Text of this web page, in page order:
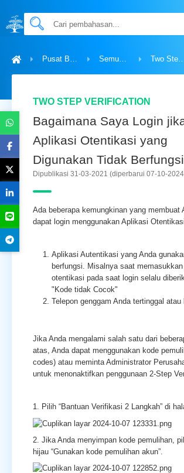
Pusat Bantuan Semua Topik Two Step
TWO STEP VERIFICATION
Bagaimana Saya Login
Aplikasi Otentikasi yang
Digunakan Tidak
Dipublikasi 31-03-2021 (diperbarui 07-10-
Ada beberapa kemungkinan yang membuat
dapat login menggunakan Aplikasi
Aplikasi Autentikasi yang Anda
berfungsi. Misalnya saat
otentikasi pada saat login selalu
"Kode tidak Cocok"
Telepon genggam Anda tertinggal atau
Jika Anda mengalami salah satu dari
atas, Anda dapat menggunakan kode
codes) atau meminta Administrator
untuk menonaktifkan penggunaan 2-Step
1. Pilih “Bantuan Verifikasi 2 Langkah” di
2. Jika Anda menyimpan kode pemulihan,
hijau “Gunakan kode pemulihan akun”.